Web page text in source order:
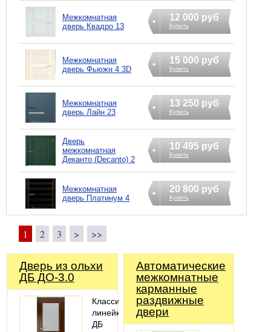
Межкомнатная
дверь Квадро 13
12 000 руб
Купить
Межкомнатная
дверь Фьюжн 4 3D
15 000 руб
Купить
Межкомнатная
дверь Лайн 23
13 250 руб
Купить
Дверь
межкомнатная
Деканто (Decanto) 2
10 495 руб
Купить
Межкомнатная
дверь Платинум 4
20 800 руб
Купить
1 2 3 > >>
Дверь из ольхи
ДБ ДО-3.0
Классическая
линейка
ДБ
Автоматические
межкомнатные
карманные
раздвижные
двери